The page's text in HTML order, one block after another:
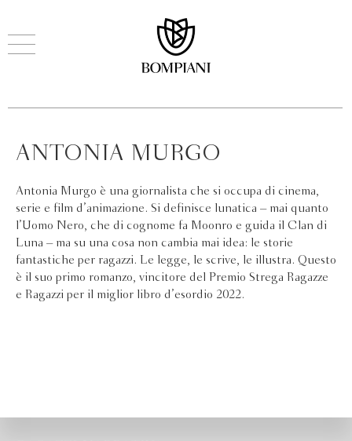
ANTONIA MURGO
Antonia Murgo è una giornalista che si occupa di cinema,
serie e film d’animazione. Si definisce lunatica – mai quanto
l’Uomo Nero, che di cognome fa Moonro e guida il Clan di
Luna – ma su una cosa non cambia mai idea: le storie
fantastiche per ragazzi. Le legge, le scrive, le illustra. Questo
è il suo primo romanzo, vincitore del Premio Strega Ragazze
e Ragazzi per il miglior libro d’esordio 2022.